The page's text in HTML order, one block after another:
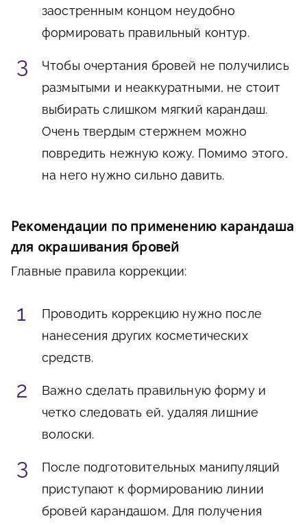
заостренным концом неудобно
формировать правильный контур.
Чтобы очертания бровей не получились
размытыми и неаккуратными, не стоит
выбирать слишком мягкий карандаш.
Очень твердым стержнем можно
повредить нежную кожу. Помимо этого,
на него нужно сильно давить.
Рекомендации по применению карандаша
для окрашивания бровей
Главные правила коррекции:
Проводить коррекцию нужно после
нанесения других косметических
средств.
Важно сделать правильную форму и
четко следовать ей, удаляя лишние
волоски.
После подготовительных манипуляций
приступают к формированию линии
бровей карандашом. Для получения